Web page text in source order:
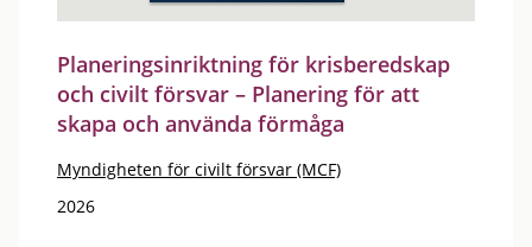
Planeringsinriktning för krisberedskap
och civilt försvar – Planering för att
skapa och använda förmåga
Myndigheten för civilt försvar (MCF)
2026